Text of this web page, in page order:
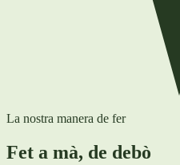
La nostra manera de fer
Fet a mà, de debò